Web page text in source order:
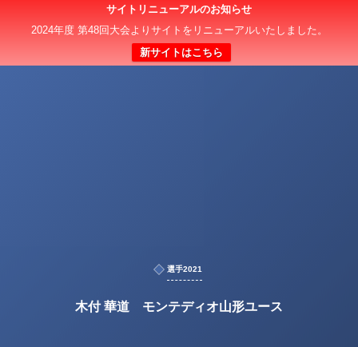
サイトリニューアルのお知らせ
2024年度 第48回大会よりサイトをリニューアルいたしました。
新サイトはこちら
選手2021
木付 華道 モンテディオ山形ユース